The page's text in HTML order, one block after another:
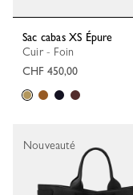
Sac cabas XS Épure
Cuir - Foin
CHF 450,00
Nouveauté